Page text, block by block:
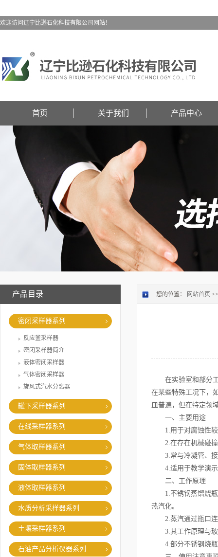
欢迎访问辽宁比逊石化科技有限公司网站！
首页 关于我们 产品中心
产品目录
密闭采样器系列
反应釜采样器
密闭采样器简介
液体密闭采样器
气体密闭采样器
旋风式汽水分离器
罐下采样器系列
在线采样器系列
气体取样器系列
固体取样器系列
液体取样器系列
水质分析采样器系列
土壤采样器系列
石油产品分析仪器系列
您的位置： 网站首页
在实验室和部分工
在某些特殊工况下，
皿普遍，但在特定领
一、主要用途
1.用于对腐蚀性较
2.在存在机械碰撞
3.常与冷凝管、接
4.适用于教学演示
二、工作原理
1.不锈钢蒸馏烧瓶
热汽化。
2.蒸汽通过瓶口连
3.其工作原理与玻
4.部分不锈钢烧瓶